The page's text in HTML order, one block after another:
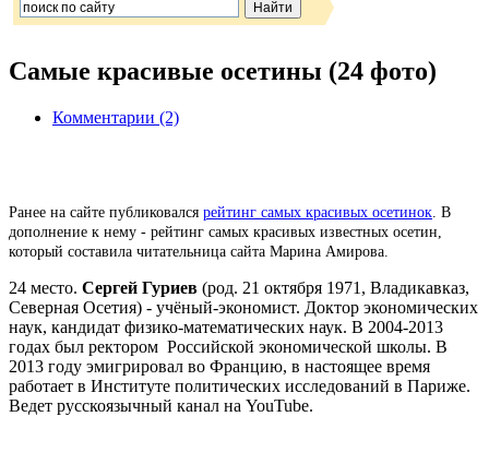
Самые красивые осетины (24 фото)
Комментарии (2)
Ранее на сайте публиковался рейтинг самых красивых осетинок . В
дополнение к нему - рейтинг самых красивых известных осетин,
который составила читательница сайта Марина Амирова.
24 место. Сергей Гуриев (род. 21 октября 1971, Владикавказ,
Северная Осетия) - учёный-экономист. Доктор экономических
наук, кандидат физико-математических наук. В 2004-2013
годах был ректором Российской экономической школы. В
2013 году эмигрировал во Францию, в настоящее время
работает в Институте политических исследований в Париже.
Ведет русскоязычный канал на YouTube.